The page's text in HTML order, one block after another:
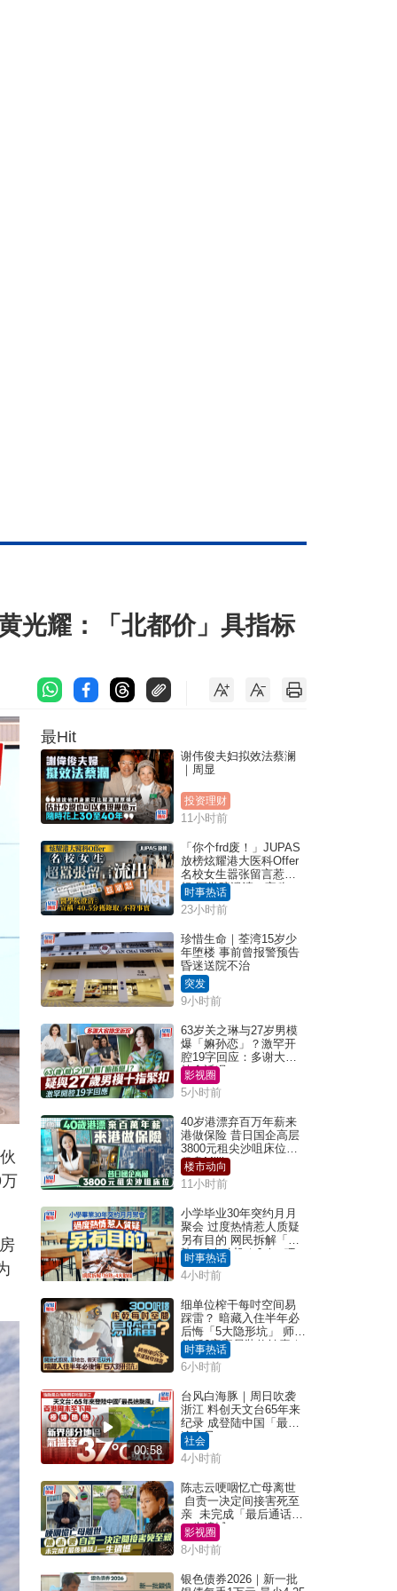
光耀：「北都价」具指标
最Hit
谢伟俊夫妇拟效法蔡澜
｜周显
投资理财
11小时前
「你个frd废！」JUPAS
放榜炫耀港大医科Offer
名校女生嚣张留言惹众
怒 医学院澄清：宣称
「40.5分获录取」不符事
实｜Juicy叮
时事热话
23小时前
珍惜生命｜荃湾15岁少
年堕楼 事前曾报警预告
昏迷送院不治
突发
9小时前
63岁关之琳与27岁男模
爆「嫲孙恋」？激罕开
腔19字回应：多谢大家
挂念近况
影视圈
5小时前
40岁港漂弃百万年薪来
港做保险 昔日国企高层
3800元租尖沙咀床位｜
租盘Million
楼市动向
11小时前
小学毕业30年突约月月
聚会 过度热情惹人质疑
另有目的 网民拆解「扮
熟」4大动机｜Juicy叮
时事热话
4小时前
细单位榨干每吋空间易
踩雷？ 暗藏入住半年必
后悔「5大隐形坑」 师傅
传授6字家居装修锦囊｜
Juicy叮
时事热话
6小时前
00:58
台风白海豚｜周日吹袭
浙江 料创天文台65年来
纪录 成登陆中国「最长
途台风」
社会
4小时前
陈志云哽咽忆亡母离世
自责一决定间接害死至
亲 未完成「最后通话」
一生遗憾
影视圈
8小时前
银色债券2026｜新一批